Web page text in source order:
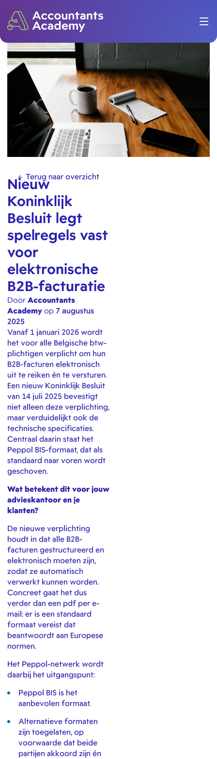
Terug naar overzicht
Nieuw
Koninklijk
Besluit legt
spelregels vast
voor
elektronische
B2B-facturatie
Door Accountants
Academy op 7 augustus
2025
Vanaf 1 januari 2026 wordt
het voor alle Belgische btw-
plichtigen verplicht om hun
B2B-facturen elektronisch
uit te reiken én te versturen.
Een nieuw Koninklijk Besluit
van 14 juli 2025 bevestigt
niet alleen deze verplichting,
maar verduidelijkt ook de
technische specificaties.
Centraal daarin staat het
Peppol BIS-formaat, dat als
standaard naar voren wordt
geschoven.
Wat betekent dit voor jouw
advieskantoor en je
klanten?
De nieuwe verplichting
houdt in dat alle B2B-
facturen gestructureerd en
elektronisch moeten zijn,
zodat ze automatisch
verwerkt kunnen worden.
Concreet gaat het dus
verder dan een pdf per e-
mail: er is een standaard
formaat vereist dat
beantwoordt aan Europese
normen.
Het Peppol-netwerk wordt
daarbij het uitgangspunt:
Peppol BIS is het
aanbevolen formaat.
Alternatieve formaten
zijn toegelaten, op
voorwaarde dat beide
partijen akkoord zijn én